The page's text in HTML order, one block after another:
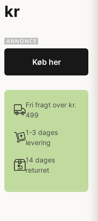
kr
Køb her
Fri fragt over kr.
499
1-3 dages
levering
14 dages
returret